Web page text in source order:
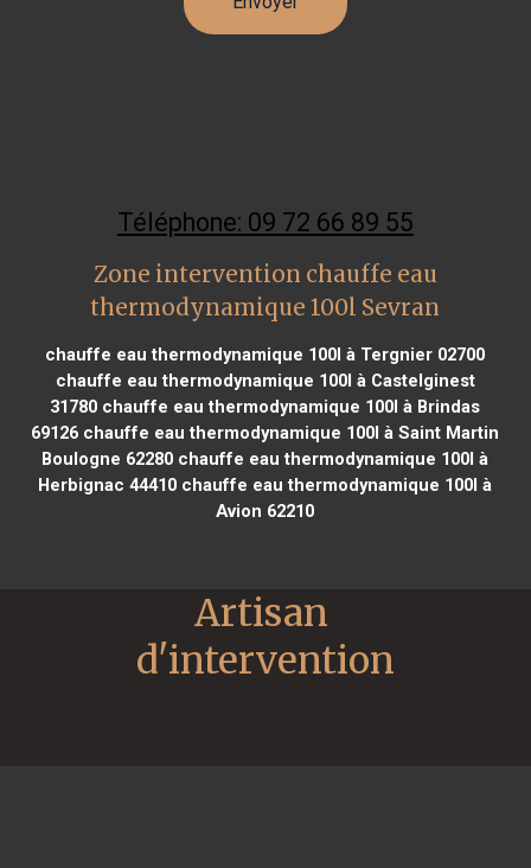
Téléphone: 09 72 66 89 55
Zone intervention chauffe eau
thermodynamique 100l Sevran
chauffe eau thermodynamique 100l à Tergnier 02700
chauffe eau thermodynamique 100l à Castelginest
31780 chauffe eau thermodynamique 100l à Brindas
69126 chauffe eau thermodynamique 100l à Saint Martin
Boulogne 62280 chauffe eau thermodynamique 100l à
Herbignac 44410 chauffe eau thermodynamique 100l à
Avion 62210
Artisan
d'intervention